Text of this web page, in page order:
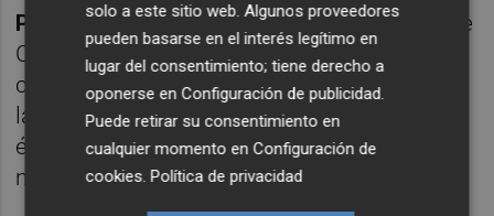
Puig
, ha destacado la unidad de acción entre
Consell, Gobierno de España, y dirección y
comité de empresa de Ford para consolidar
la factoría de Almussafes y garantizar el
éxito de la transición eléctrica de la
movilidad.
solo a este sitio web. Algunos proveedores
pueden basarse en el interés legítimo en
lugar del consentimiento; tiene derecho a
oponerse enConfiguración de publicidad
Puede retirar su consentimiento en
cualquier momento enConfiguración de
cookies .Política de privacidad